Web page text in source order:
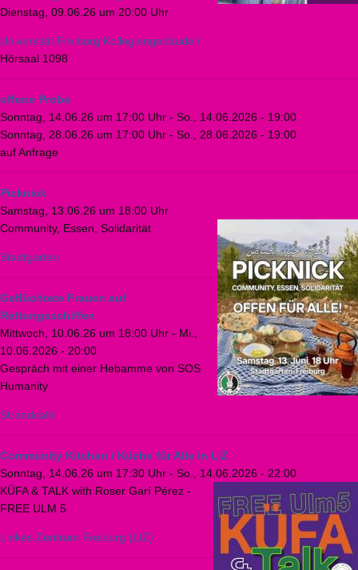
Dienstag, 09.06.26 um 20:00 Uhr
Universität Freiburg Kollegiengebäude I
Hörsaal 1098
offene Probe
Sonntag, 14.06.26 um 17:00 Uhr - So., 14.06.2026 - 19:00
Sonntag, 28.06.26 um 17:00 Uhr - So., 28.06.2026 - 19:00
auf Anfrage
Picknick
Samstag, 13.06.26 um 18:00 Uhr
Community, Essen, Solidarität
Stadtgarten
Geflüchtete Frauen auf
Rettungsschiffen
Mittwoch, 10.06.26 um 18:00 Uhr - Mi.,
10.06.2026 - 20:00
Gespräch mit einer Hebamme von SOS
Humanity
Strandcafé
Community Kitchen / Küche für Alle in LiZ
Sonntag, 14.06.26 um 17:30 Uhr - So., 14.06.2026 - 22:00
KÜFA & TALK with Roser Garí Pérez -
FREE ULM 5
Linkes Zentrum Freiburg (LIZ)